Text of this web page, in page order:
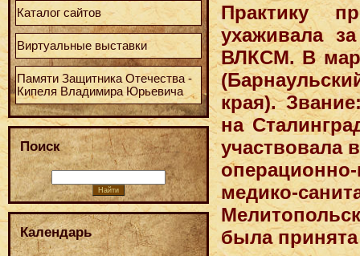
Каталог сайтов
Виртуальные выставки
Памяти Защитника Отечества -
Кипеля Владимира Юрьевича
Поиск
Календарь
Практику
ухаживала
ВЛКСМ. В
края).
на
участвовала
медико-
была